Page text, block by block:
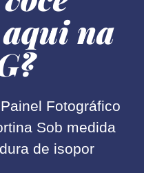
na
Painel Fotográfico
Sob medida
de isopor